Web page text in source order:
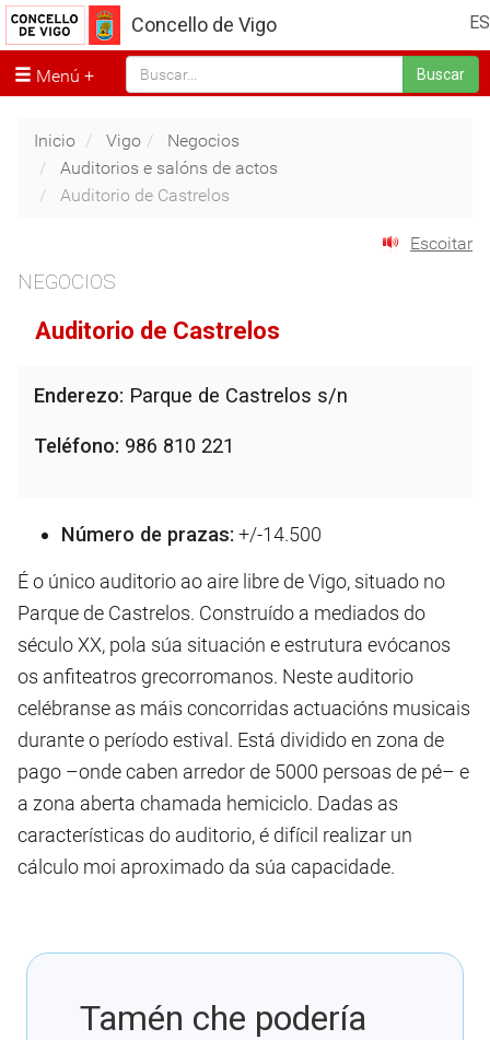
ES
Concello de Vigo
Menú Buscar
Inicio Vigo
Negocios
Auditorios e salóns de actos
Auditorio de Castrelos
Escoitar
NEGOCIOS
Auditorio de Castrelos
Enderezo: Parque de Castrelos s/n
Teléfono: 986 810 221
Número de prazas: +/-14.500
É o único auditorio ao aire libre de Vigo, situado no
Parque de Castrelos. Construído a mediados do
século XX, pola súa situación e estrutura evócanos
os anfiteatros grecorromanos. Neste auditorio
celébranse as máis concorridas actuacións musicais
durante o período estival. Está dividido en zona de
pago –onde caben arredor de 5000 persoas de pé– e
a zona aberta chamada hemiciclo. Dadas as
características do auditorio, é difícil realizar un
cálculo moi aproximado da súa capacidade.
Tamén che podería